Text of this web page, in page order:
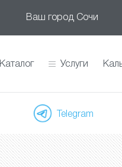
Ваш город Сочи
Каталог Услуги
Telegram